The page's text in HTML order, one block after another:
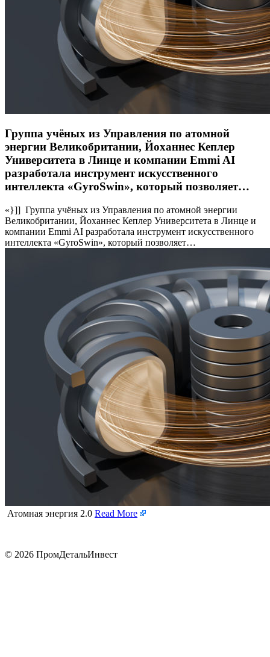
Группа учёных из Управления по атомной
энергии Великобритании, Йоханнес Кеплер
Университета в Линце и компании Emmi AI
разработала инструмент искусственного
интеллекта «GyroSwin», который позволяет…
«}]] Группа учёных из Управления по атомной энергии
Великобритании, Йоханнес Кеплер Университета в Линце и
компании Emmi AI разработала инструмент искусственного
интеллекта «GyroSwin», который позволяет…
Атомная энергия 2.0 Read More
© 2026 ПромДетальИнвест